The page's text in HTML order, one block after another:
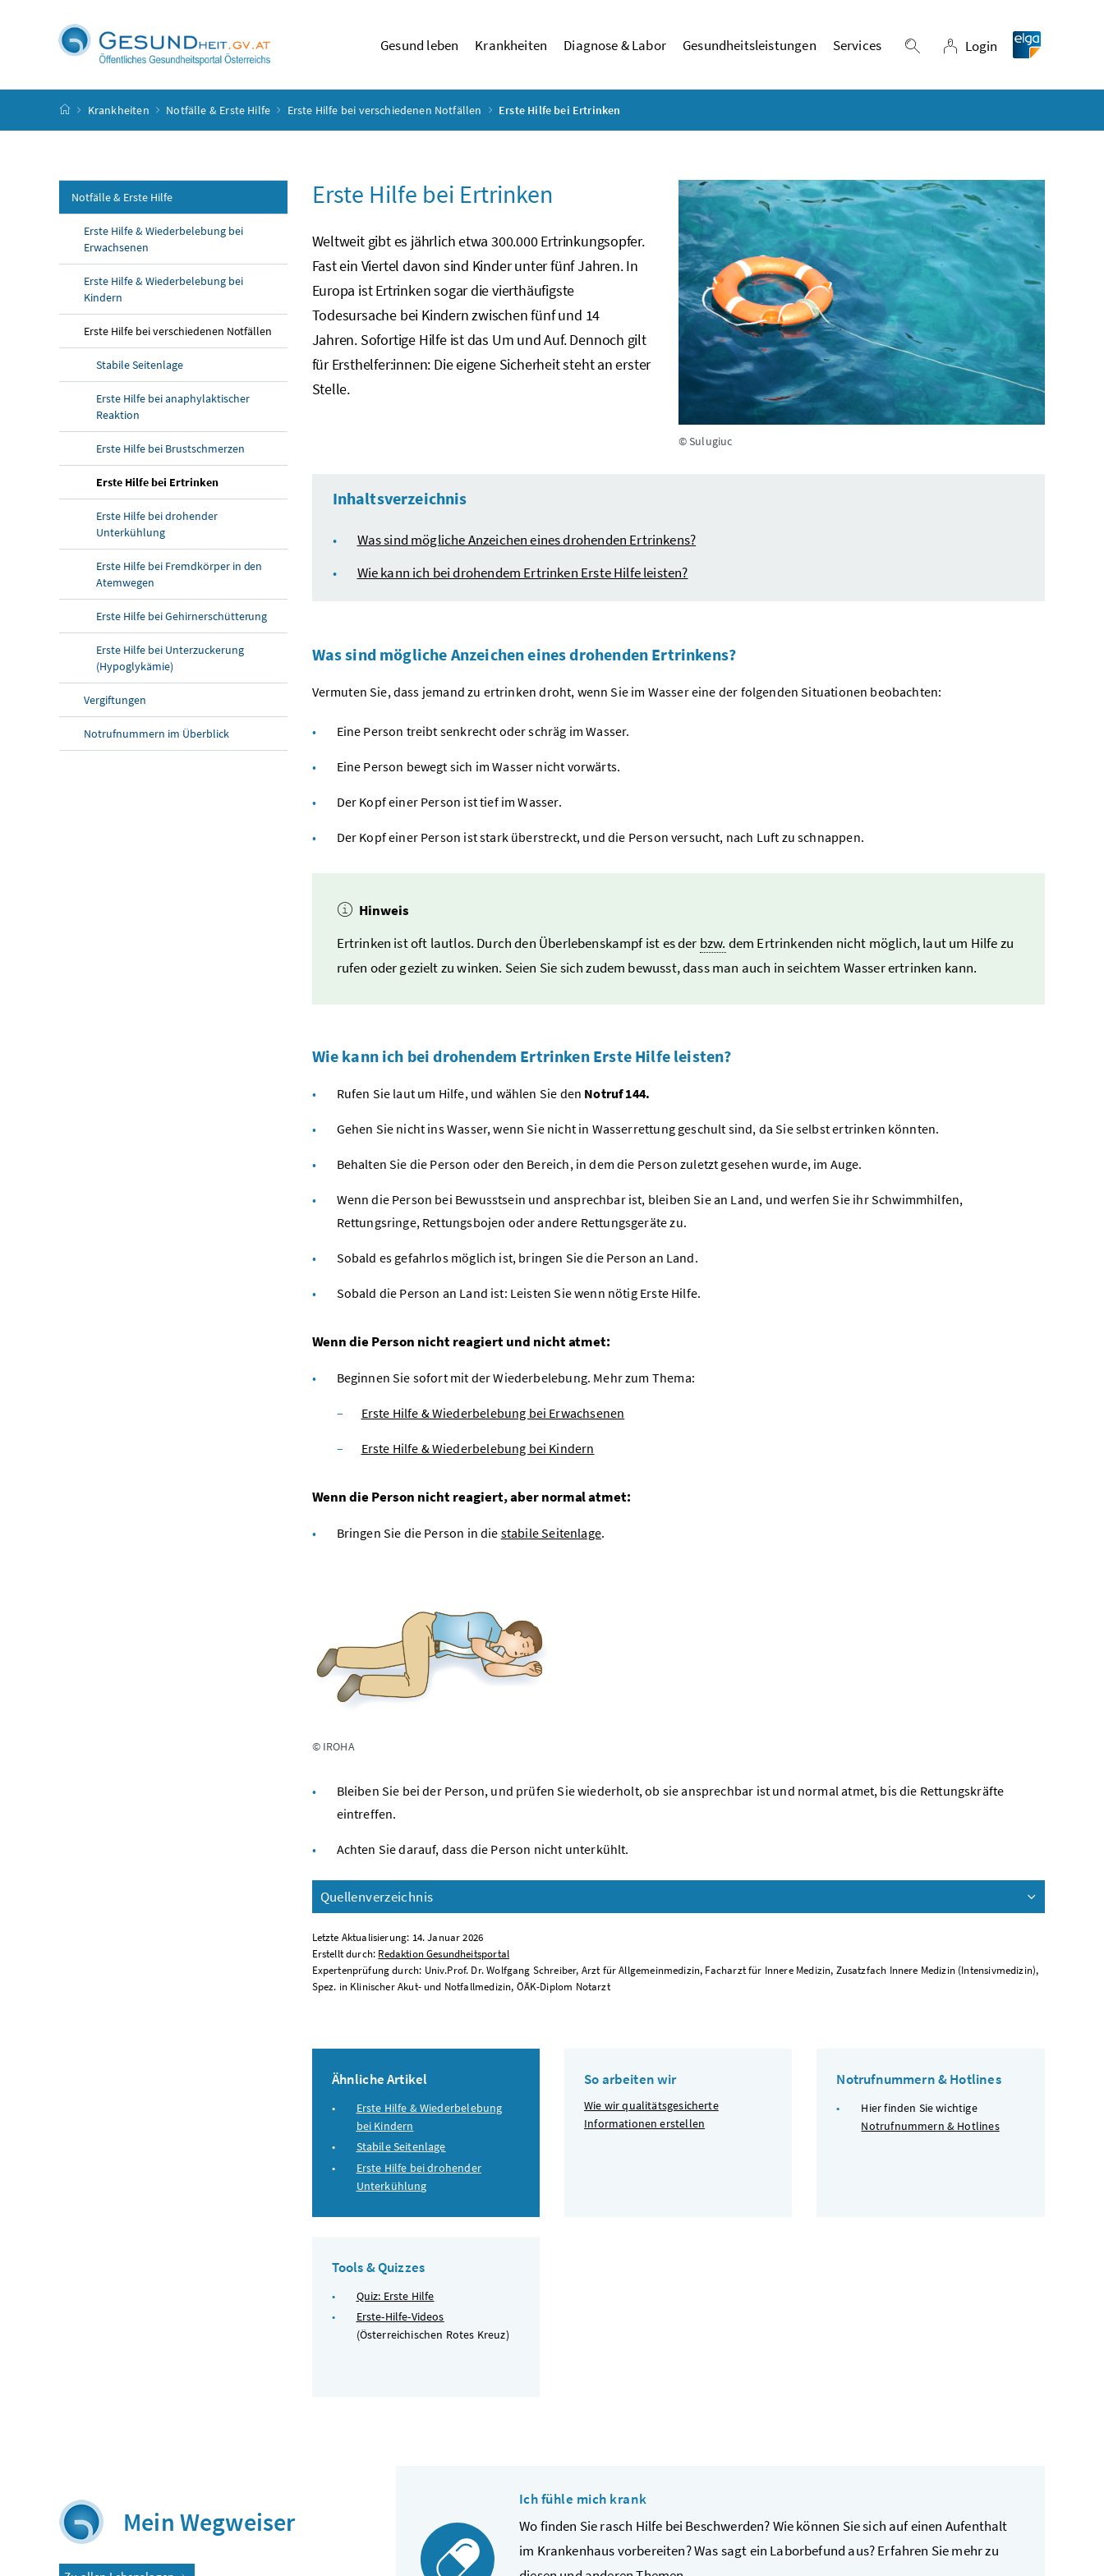
Gesund leben Krankheiten Diagnose & Labor Gesundheitsleistungen Services Suche einblenden
Login
Login
Startseite
Krankheiten Notfälle & Erste Hilfe Erste Hilfe bei verschiedenen Notfällen Erste Hilfe bei Ertrinken
Notfälle & Erste Hilfe
Erste Hilfe & Wiederbelebung bei
Erwachsenen
Erste Hilfe & Wiederbelebung bei
Kindern
Erste Hilfe bei verschiedenen Notfällen
Stabile Seitenlage
Erste Hilfe bei anaphylaktischer
Reaktion
Erste Hilfe bei Brustschmerzen
Erste Hilfe bei Ertrinken
Erste Hilfe bei drohender
Unterkühlung
Erste Hilfe bei Fremdkörper in den
Atemwegen
Erste Hilfe bei Gehirnerschütterung
Erste Hilfe bei Unterzuckerung
(Hypoglykämie)
Vergiftungen
Notrufnummern im Überblick
© Sulugiuc
Erste Hilfe bei Ertrinken
Weltweit gibt es jährlich etwa 300.000 Ertrinkungsopfer.
Fast ein Viertel davon sind Kinder unter fünf Jahren. In
Europa ist Ertrinken sogar die vierthäufigste
Todesursache bei Kindern zwischen fünf und 14
Jahren. Sofortige Hilfe ist das Um und Auf. Dennoch gilt
für Ersthelfer:innen: Die eigene Sicherheit steht an erster
Stelle.
Inhaltsverzeichnis
Was sind mögliche Anzeichen eines drohenden Ertrinkens?
Wie kann ich bei drohendem Ertrinken Erste Hilfe leisten?
Was sind mögliche Anzeichen eines drohenden Ertrinkens?
Vermuten Sie, dass jemand zu ertrinken droht, wenn Sie im Wasser eine der folgenden Situationen beobachten:
Eine Person treibt senkrecht oder schräg im Wasser.
Eine Person bewegt sich im Wasser nicht vorwärts.
Der Kopf einer Person ist tief im Wasser.
Der Kopf einer Person ist stark überstreckt, und die Person versucht, nach Luft zu schnappen.
Hinweis
Ertrinken ist oft lautlos. Durch den Überlebenskampf ist es der bzw. dem Ertrinkenden nicht möglich, laut um Hilfe zu
rufen oder gezielt zu winken. Seien Sie sich zudem bewusst, dass man auch in seichtem Wasser ertrinken kann.
Wie kann ich bei drohendem Ertrinken Erste Hilfe leisten?
Rufen Sie laut um Hilfe, und wählen Sie den Notruf 144.
Gehen Sie nicht ins Wasser, wenn Sie nicht in Wasserrettung geschult sind, da Sie selbst ertrinken könnten.
Behalten Sie die Person oder den Bereich, in dem die Person zuletzt gesehen wurde, im Auge.
Wenn die Person bei Bewusstsein und ansprechbar ist, bleiben Sie an Land, und werfen Sie ihr Schwimmhilfen,
Rettungsringe, Rettungsbojen oder andere Rettungsgeräte zu.
Sobald es gefahrlos möglich ist, bringen Sie die Person an Land.
Sobald die Person an Land ist: Leisten Sie wenn nötig Erste Hilfe.
Wenn die Person nicht reagiert und nicht atmet:
Beginnen Sie sofort mit der Wiederbelebung. Mehr zum Thema:
Erste Hilfe & Wiederbelebung bei Erwachsenen
Erste Hilfe & Wiederbelebung bei Kindern
Wenn die Person nicht reagiert, aber normal atmet:
Bringen Sie die Person in die stabile Seitenlage.
© IROHA
Bleiben Sie bei der Person, und prüfen Sie wiederholt, ob sie ansprechbar ist und normal atmet, bis die Rettungskräfte
eintreffen.
Achten Sie darauf, dass die Person nicht unterkühlt.
Quellenverzeichnis
Letzte Aktualisierung: 14. Januar 2026
Erstellt durch: Redaktion Gesundheitsportal
Expertenprüfung durch: Univ.Prof. Dr. Wolfgang Schreiber, Arzt für Allgemeinmedizin, Facharzt für Innere Medizin, Zusatzfach Innere Medizin (Intensivmedizin),
Spez. in Klinischer Akut- und Notfallmedizin, ÖÄK-Diplom Notarzt
Ähnliche Artikel
Erste Hilfe & Wiederbelebung
bei Kindern
Stabile Seitenlage
Erste Hilfe bei drohender
Unterkühlung
So arbeiten wir
Wie wir qualitätsgesicherte
Informationen erstellen
Notrufnummern & Hotlines
Hier finden Sie wichtige
Notrufnummern & Hotlines
Tools & Quizzes
Quiz: Erste Hilfe
Erste-Hilfe-Videos
(Österreichischen Rotes Kreuz)
Mein Wegweiser
Ich fühle mich krank
Wo finden Sie rasch Hilfe bei Beschwerden? Wie können Sie sich auf einen Aufenthalt
im Krankenhaus vorbereiten? Was sagt ein Laborbefund aus? Erfahren Sie mehr zu